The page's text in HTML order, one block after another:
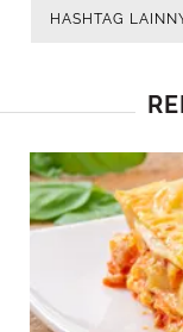
HASHTAG